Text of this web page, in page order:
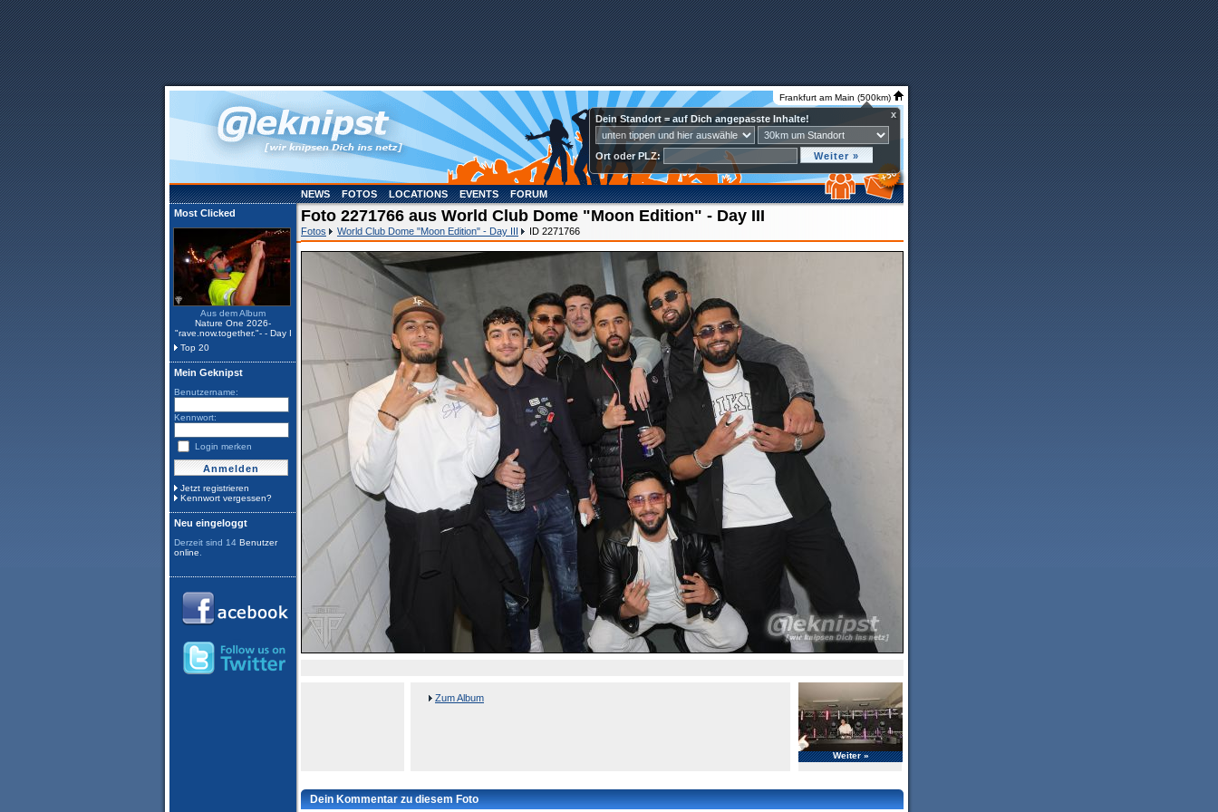
Frankfurt am Main (500km)
Dein Standort = auf Dich angepasste Inhalte! x
Ort oder PLZ:
NEWS FOTOS LOCATIONS EVENTS
FORUM
Most Clicked
Aus dem Album
Nature One 2026-
"rave.now.together."- - Day I
Top 20
Mein Geknipst
Benutzername:
Kennwort:
Login merken
Jetzt registrieren
Kennwort vergessen?
Neu eingeloggt
Derzeit sind 14 Benutzer
online
Foto 2271766 aus World Club Dome "Moon Edition" - Day III
Fotos World Club Dome "Moon Edition" - Day III ID 2271766
Weiter »
Zum Album
Dein Kommentar zu diesem Foto